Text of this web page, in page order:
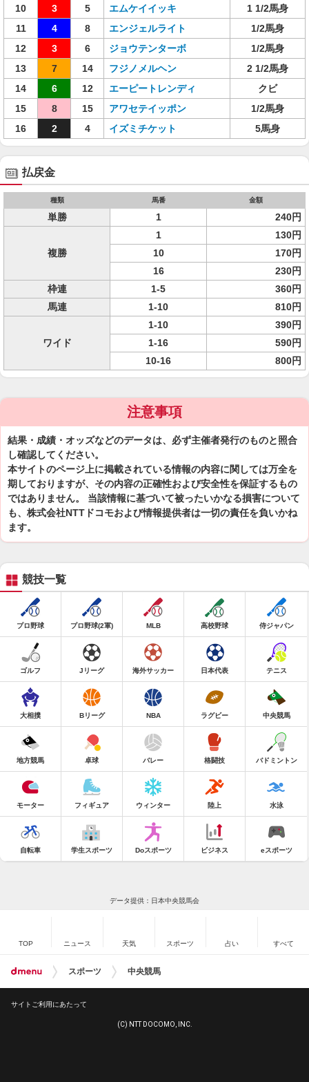
10
3 5 エムケイイッキ
1 1/2馬身
11
4 8 エンジェルライト
1/2馬身
12
3 6 ジョウテンターボ
1/2馬身
13
7 14 フジノメルヘン
2 1/2馬身
14
6 12 エーピートレンディ
クビ
15
8 15 アワセテイッポン
1/2馬身
16
2 4 イズミチケット 5馬身
払戻金
種類 馬番 金額
単勝 1 240円
複勝
1
130円
10
170円
16
230円
枠連
1-5
360円
馬連
1-10 810円
ワイド
1-10
390円
1-16
590円
10-16
800円
注意事項
結果・成績・オッズなどのデータは、必ず主催者発行のものと照合
し確認してください。
本サイトのページ上に掲載されている情報の内容に関しては万全を
期しておりますが、その内容の正確性および安全性を保証するもの
ではありません。 当該情報に基づいて被ったいかなる損害について
も、株式会社NTTドコモおよび情報提供者は一切の責任を負いかね
ます。
競技一覧
プロ野球 プロ野球(2軍) MLB 高校野球 侍ジャパン
ゴルフ Jリーグ 海外サッカー 日本代表 テニス
大相撲 Bリーグ NBA ラグビー 中央競馬
地方競馬 卓球 バレー 格闘技 バドミントン
モーター フィギュア ウィンター 陸上 水泳
自転車 学生スポーツ Doスポーツ ビジネス eスポーツ
データ提供：日本中央競馬会
TOP ニュース 天気 スポーツ 占い すべて
スポーツ 中央競馬
サイトご利用にあたって
(C) NTT DOCOMO, INC.